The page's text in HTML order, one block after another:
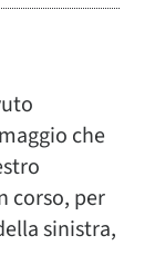
che
corso, per
sinistra,